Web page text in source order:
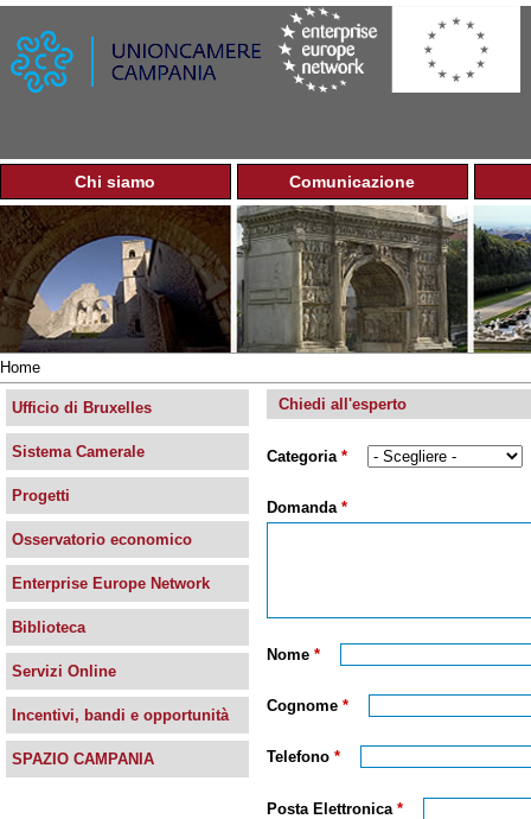
Jump to navigation
M
e
n
u
p
r
n
c
p
a
e
Chi siamo Comunicazione
Tu
sei
qui
Home
Chiedi all'esperto
Categoria *
Domanda *
Nome *
Cognome *
Telefono *
Posta Elettronica *
Ufficio di Bruxelles
Sistema Camerale
Progetti
Osservatorio economico
Enterprise Europe Network
Biblioteca
Servizi Online
Incentivi, bandi e opportunità
SPAZIO CAMPANIA